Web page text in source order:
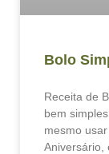
Bolo
Receita de
bem
mesmo
Aniversário,